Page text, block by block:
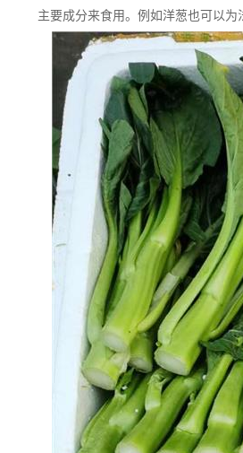
主要成分来食用。例如洋葱也可以为